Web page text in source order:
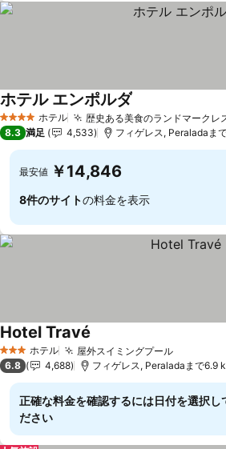
4 ホテルのランク
ホテル 歴史ある美食のランドマークレ
ホテル エンポルダ
8.3 満足 4,533 フィゲレス, Peraladaま
最安値 ￥14,846
8件のサイトの料金を表示
3 ホテルのランク
ホテル 屋外スイミングプール料金を表
Hotel Travé
6.8 4,688 フィゲレス, Peraladaまで6.9
正確な料金を確認するには日付を選択し
ださい